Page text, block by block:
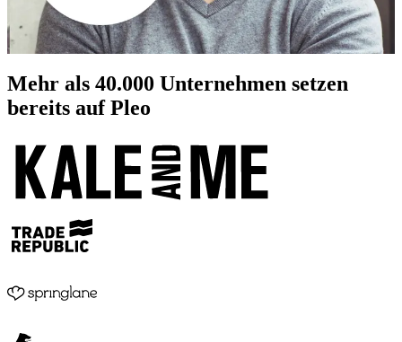
Mehr als 40.000 Unternehmen setzen
bereits auf Pleo